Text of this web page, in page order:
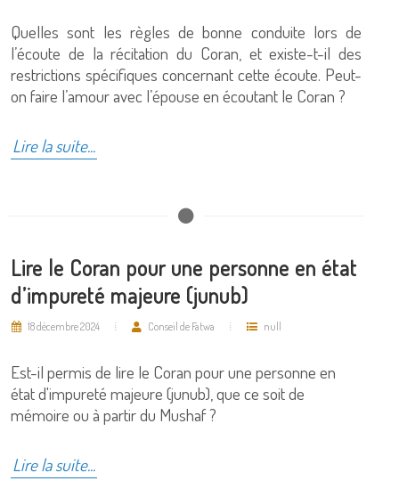
Quelles sont les règles de bonne conduite lors de
l’écoute de la récitation du Coran, et existe-t-il des
restrictions spécifiques concernant cette écoute. Peut-
on faire l’amour avec l’épouse en écoutant le Coran ?
Lire la suite...
Lire le Coran pour une personne en état
d’impureté majeure (junub)
18 décembre 2024 Conseil de Fatwa null
Est-il permis de lire le Coran pour une personne en
état d'impureté majeure (junub), que ce soit de
mémoire ou à partir du Mushaf ?
Lire la suite...